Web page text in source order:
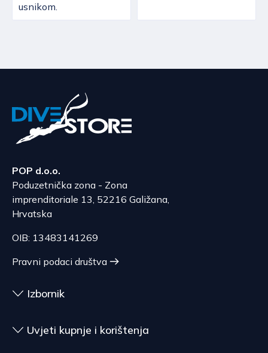
usnikom.
POP d.o.o.
Poduzetnička zona - Zona
imprenditoriale 13, 52216 Galižana,
Hrvatska
OIB: 13483141269
Pravni podaci društva
Izbornik
Uvjeti kupnje i korištenja